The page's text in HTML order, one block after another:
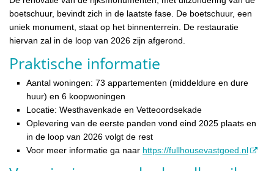
boetschuur, bevindt zich in de laatste fase. De boetschuur, een
uniek monument, staat op het binnenterrein. De restauratie
hiervan zal in de loop van 2026 zijn afgerond.
Praktische informatie
Aantal woningen: 73 appartementen (middeldure en dure
huur) en 6 koopwoningen
Locatie: Westhavenkade en Vetteoordsekade
Oplevering van de eerste panden vond eind 2025 plaats en
in de loop van 2026 volgt de rest
Voor meer informatie ga naar https://fullhousevastgoed.nl